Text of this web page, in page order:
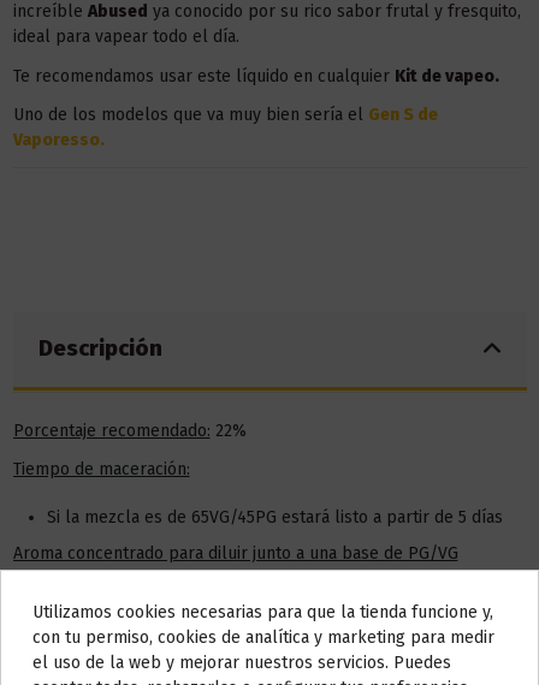
increíble Abused ya conocido por su rico sabor frutal y fresquito,
ideal para vapear todo el día.
Te recomendamos usar este líquido en cualquier Kit de vapeo.
Uno de los modelos que va muy bien sería el Gen S de
Vaporesso.
Descripción
Porcentaje recomendado: 22%
Tiempo de maceración:
Si la mezcla es de 65VG/45PG estará listo a partir de 5 días
Aroma concentrado para diluir junto a una base de PG/VG
Detalles del producto Do not show again.
AVISO IMPORTANTE
Utilizamos cookies necesarias para que la tienda funcione y,
con tu permiso, cookies de analítica y marketing para medir
el uso de la web y mejorar nuestros servicios. Puedes